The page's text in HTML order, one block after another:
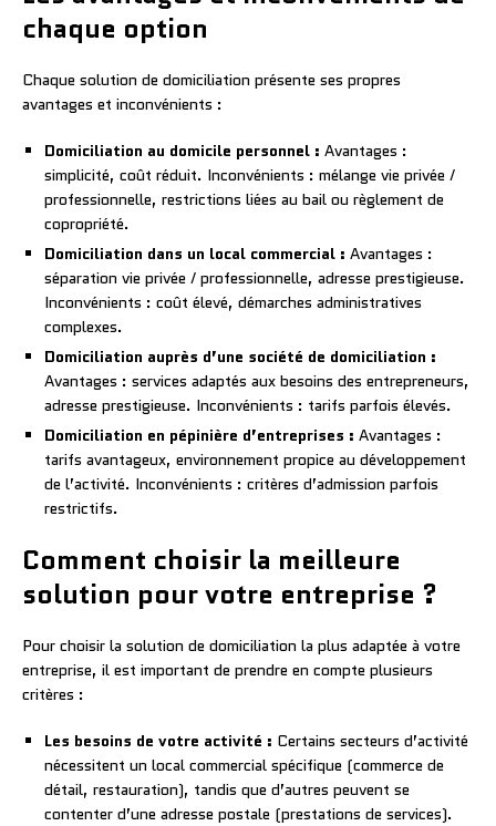
chaque option
Chaque solution de domiciliation présente ses propres
avantages et inconvénients :
Domiciliation au domicile personnel : Avantages :
simplicité, coût réduit. Inconvénients : mélange vie privée /
professionnelle, restrictions liées au bail ou règlement de
copropriété.
Domiciliation dans un local commercial : Avantages :
séparation vie privée / professionnelle, adresse prestigieuse.
Inconvénients : coût élevé, démarches administratives
complexes.
Domiciliation auprès d’une société de domiciliation :
Avantages : services adaptés aux besoins des entrepreneurs,
adresse prestigieuse. Inconvénients : tarifs parfois élevés.
Domiciliation en pépinière d’entreprises : Avantages :
tarifs avantageux, environnement propice au développement
de l’activité. Inconvénients : critères d’admission parfois
restrictifs.
Comment choisir la meilleure
solution pour votre entreprise ?
Pour choisir la solution de domiciliation la plus adaptée à votre
entreprise, il est important de prendre en compte plusieurs
critères :
Les besoins de votre activité : Certains secteurs d’activité
nécessitent un local commercial spécifique (commerce de
détail, restauration), tandis que d’autres peuvent se
contenter d’une adresse postale (prestations de services).